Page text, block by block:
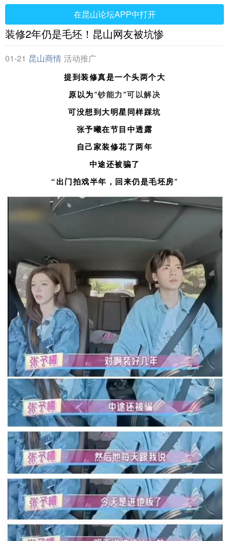
在昆山论坛APP中打开
装修2年仍是毛坯！昆山网友被坑惨
01-21 昆山商情 活动推广
提到装修真是一个头两个大
原以为“钞能力”可以解决
可没想到大明星同样踩坑
张予曦在节目中透露
自己家装修花了两年
中途还被骗了
“出门拍戏半年，回来仍是毛坯房”